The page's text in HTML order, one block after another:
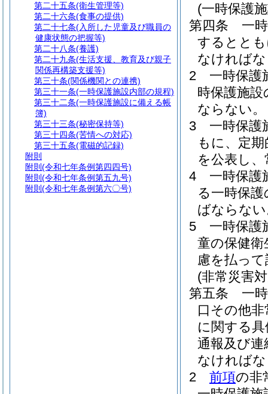
(一時保護
第四条
一
するとと
なければ
2
一時保護
時保護施
ならない。
3
一時保護
もに、定
を公表し
4
一時保護
る一時保
ばならな
5
一時保護
童の保健
慮を払っ
(非常災害
第五条
一
口その他
に関する
通報及び
なければ
2
前項の非
第二十五条(衛生管理等)
第二十六条(食事の提供)
第二十七条(入所した児童及び職員の
健康状態の把握等)
第二十八条(養護)
第二十九条(生活支援、教育及び親子
関係再構築支援等)
第三十条(関係機関との連携)
第三十一条(一時保護施設内部の規程)
第三十二条(一時保護施設に備える帳
簿)
第三十三条(秘密保持等)
第三十四条(苦情への対応)
第三十五条(電磁的記録)
附則
附則 (令和七年条例第四四号)
附則 (令和七年条例第五九号)
附則 (令和七年条例第六〇号)